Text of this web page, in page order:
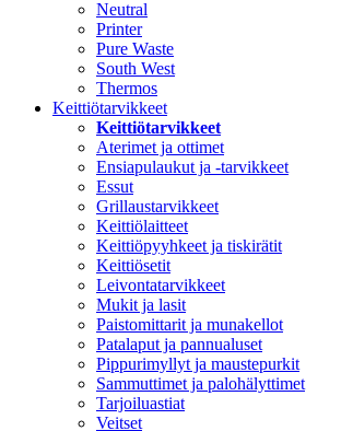
Neutral
Printer
Pure Waste
South West
Thermos
Keittiötarvikkeet
Keittiötarvikkeet
Aterimet ja ottimet
Ensiapulaukut ja -tarvikkeet
Essut
Grillaustarvikkeet
Keittiölaitteet
Keittiöpyyhkeet ja tiskirätit
Keittiösetit
Leivontatarvikkeet
Mukit ja lasit
Paistomittarit ja munakellot
Patalaput ja pannualuset
Pippurimyllyt ja maustepurkit
Sammuttimet ja palohälyttimet
Tarjoiluastiat
Veitset